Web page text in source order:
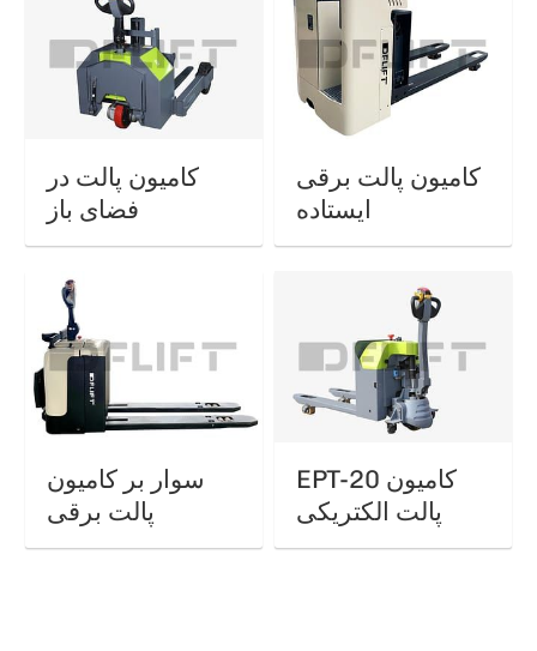
کامیون پالت در
فضای باز
کامیون پالت برقی
ایستاده
سوار بر کامیون
پالت برقی
EPT-20 کامیون
پالت الکتریکی